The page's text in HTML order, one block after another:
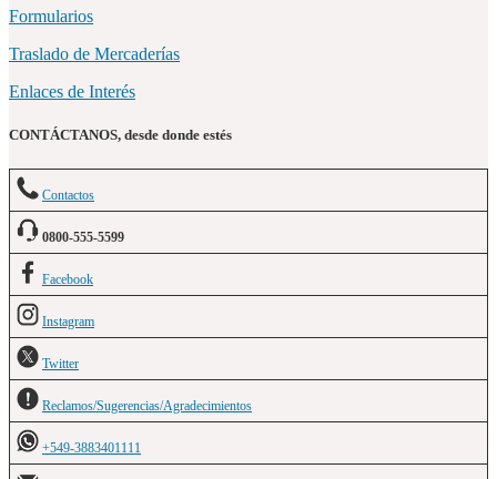
Formularios
Traslado de Mercaderías
Enlaces de Interés
CONTÁCTANOS, desde donde estés
Contactos
0800-555-5599
Facebook
Instagram
Twitter
Reclamos/Sugerencias/Agradecimientos
+549-3883401111